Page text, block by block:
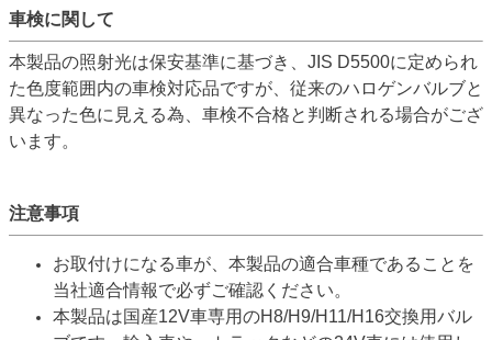
車検に関して
本製品の照射光は保安基準に基づき、JIS D5500に定められ
た色度範囲内の車検対応品ですが、従来のハロゲンバルブと
異なった色に見える為、車検不合格と判断される場合がござ
います。
注意事項
お取付けになる車が、本製品の適合車種であることを
当社適合情報で必ずご確認ください。
本製品は国産12V車専用のH8/H9/H11/H16交換用バル